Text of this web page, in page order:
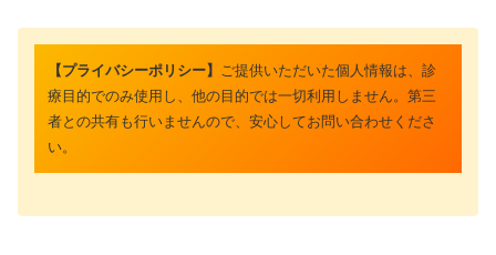
【プライバシーポリシー】 ご提供いただいた個人情報は、診
療目的でのみ使用し、他の目的では一切利用しません。第三
者との共有も行いませんので、安心してお問い合わせくださ
い。